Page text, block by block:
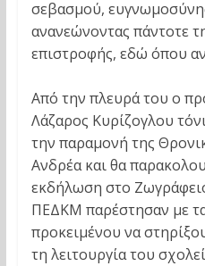
σεβασμού,
ανανεώνοντας πάντοτε
επιστροφής, εδώ όπου
Από την πλευρά του ο
Λάζαρος Κυρίζογλου
την παραμονή της
Ανδρέα και θα
εκδήλωση στο
ΠΕΔΚΜ παρέστησαν με
προκειμένου να
τη λειτουργία του